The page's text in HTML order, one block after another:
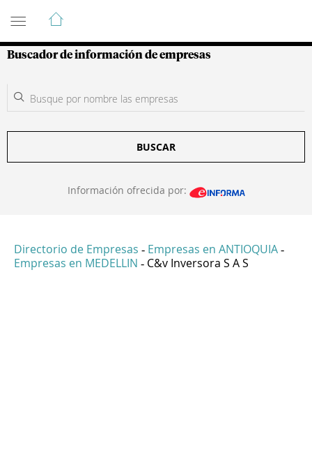
Guía de Empresas Colombianas
Buscador de información de empresas
BUSCAR
Información ofrecida por:
Directorio de Empresas - Empresas en ANTIOQUIA -
Empresas en MEDELLIN - C&v Inversora S A S